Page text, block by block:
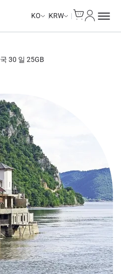
KO KRW
30 일 25GB